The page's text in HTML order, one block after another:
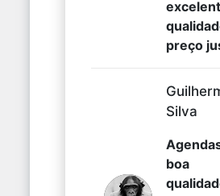
preço
Silva
boa